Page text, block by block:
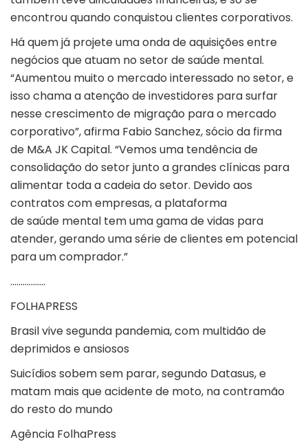
encontrou quando conquistou clientes corporativos.
Há quem já projete uma onda de aquisições entre
negócios que atuam no setor de saúde mental.
“Aumentou muito o mercado interessado no setor, e
isso chama a atenção de investidores para surfar
nesse crescimento de migração para o mercado
corporativo”, afirma Fabio Sanchez, sócio da firma
de M&A JK Capital. “Vemos uma tendência de
consolidação do setor junto a grandes clínicas para
alimentar toda a cadeia do setor. Devido aos
contratos com empresas, a plataforma
de saúde mental tem uma gama de vidas para
atender, gerando uma série de clientes em potencial
para um comprador.”
……………..
FOLHAPRESS
Brasil vive segunda pandemia, com multidão de
deprimidos e ansiosos
Suicídios sobem sem parar, segundo Datasus, e
matam mais que acidente de moto, na contramão
do resto do mundo
Agência FolhaPress